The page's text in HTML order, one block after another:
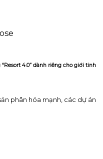
4.0” dành riêng cho giới tinh
phân hóa mạnh, các dự án